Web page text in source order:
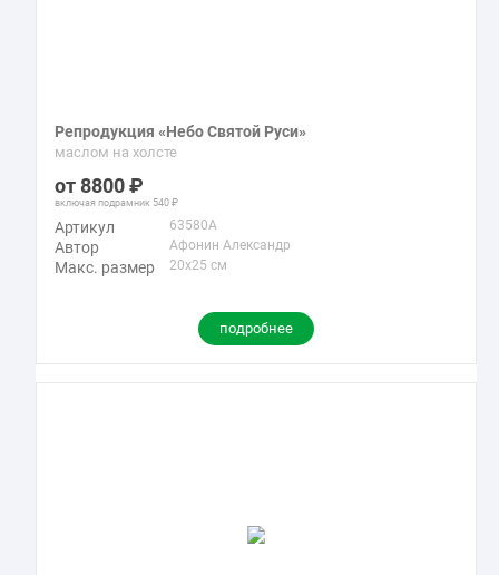
Репродукция «Небо Святой Руси»
маслом на холсте
8800
включая подрамник 540
Артикул 63580A
Автор Афонин Александр
Макс. размер 20x25 см
подробнее